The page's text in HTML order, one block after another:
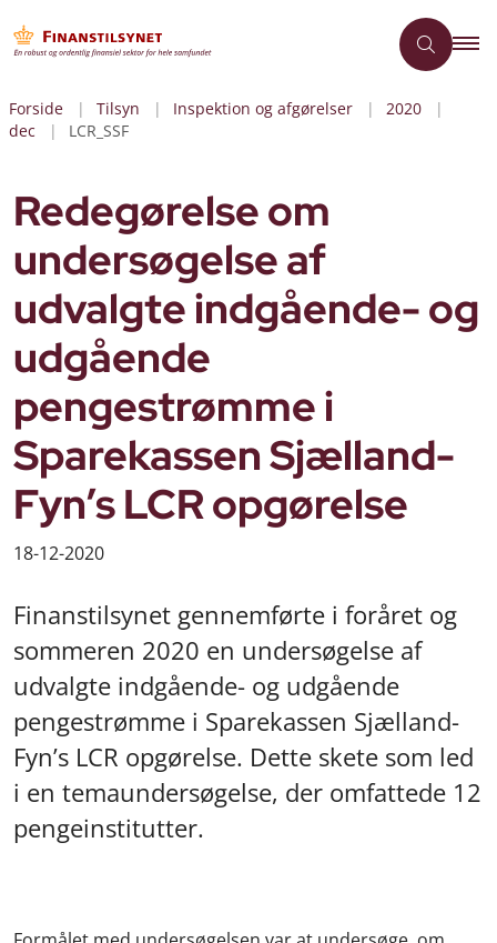
Forside Tilsyn Inspektion og afgørelser
2020
dec
LCR_SSF
Redegørelse om
undersøgelse af
udvalgte indgående- og
udgående
pengestrømme i
Sparekassen Sjælland-
Fyn’s LCR opgørelse
18-12-2020
Finanstilsynet gennemførte i foråret og
sommeren 2020 en undersøgelse af
udvalgte indgående- og udgående
pengestrømme i Sparekassen Sjælland-
Fyn’s LCR opgørelse. Dette skete som led
i en temaundersøgelse, der omfattede 12
pengeinstitutter.